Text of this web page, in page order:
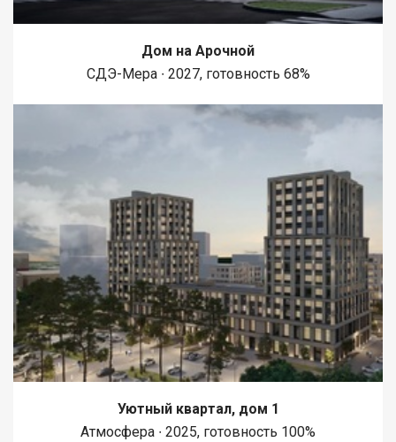
может быть продан очень быстро! Назовите при звонке
данный номер объявления - 542214 Номер объекта: 542214.
Дом на Арочной
СДЭ-Мера ∙ 2027, готовность 68%
Уютный квартал, дом 1
Атмосфера ∙ 2025, готовность 100%